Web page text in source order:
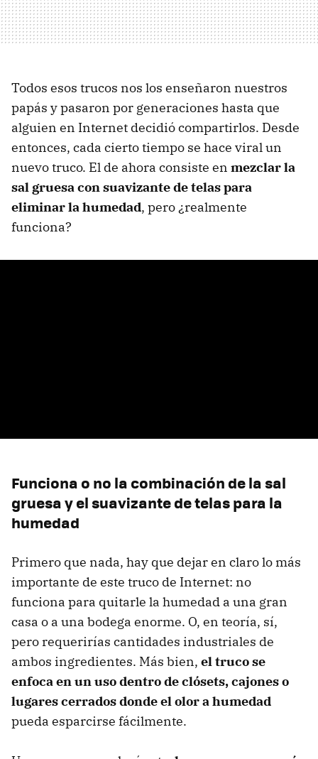
Todos esos trucos nos los enseñaron nuestros
papás y pasaron por generaciones hasta que
alguien en Internet decidió compartirlos. Desde
entonces, cada cierto tiempo se hace viral un
nuevo truco. El de ahora consiste en mezclar la
sal gruesa con suavizante de telaspara
eliminar lahumedad, pero ¿realmente
funciona?
Funciona o no la combinación de la sal
gruesa y el suavizante de telas para la
humedad
Primero que nada, hay que dejar en claro lo más
importante de este truco de Internet: no
funciona para quitarle la humedad a una gran
casa o a una bodega enorme. O, en teoría, sí,
pero requerirías cantidades industriales de
ambos ingredientes. Más bien, el truco se
enfoca en un uso dentro declósets, cajones o
lugares cerrados donde el olor a humedad
pueda esparcirse fácilmente.